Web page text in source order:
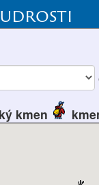
kmen